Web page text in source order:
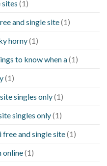
(1)
and single site(1)
horny(1)
to know when a(1)
(1)
singles only(1)
singles only(1)
and single site(1)
online(1)